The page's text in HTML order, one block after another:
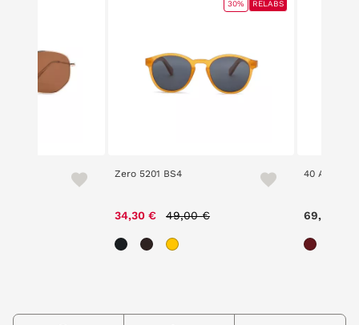
Zero 5201 BS4
34,30 € 49,00 €
30% RELABS
40
69,00 €